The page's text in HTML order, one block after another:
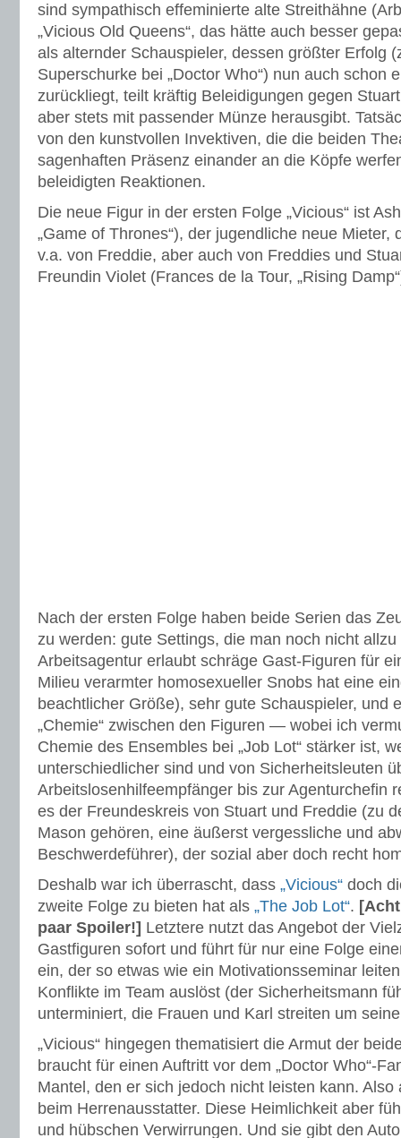
sind sympathisch effeminierte alte Streithähne
„Vicious Old Queens“, das hätte auch besser
als alternder Schauspieler, dessen größter Erfolg
Superschurke bei „Doctor Who“) nun auch schon
zurückliegt, teilt kräftig Beleidigungen gegen
aber stets mit passender Münze herausgibt.
von den kunstvollen Invektiven, die die beiden
sagenhaften Präsenz einander an die Köpfe
beleidigten Reaktionen.
Die neue Figur in der ersten Folge „Vicious“ ist
„Game of Thrones“), der jugendliche neue Mieter,
v.a. von Freddie, aber auch von Freddies und
Freundin Violet (Frances de la Tour, „Rising
Nach der ersten Folge haben beide Serien das
zu werden: gute Settings, die man noch nicht
Arbeitsagentur erlaubt schräge Gast-Figuren für
Milieu verarmter homosexueller Snobs hat eine
beachtlicher Größe), sehr gute Schauspieler, und
„Chemie“ zwischen den Figuren — wobei ich
Chemie des Ensembles bei „Job Lot“ stärker ist,
unterschiedlicher sind und von Sicherheitsleuten
Arbeitslosenhilfeempfänger bis zur Agenturchefin
es der Freundeskreis von Stuart und Freddie (zu
Mason gehören, eine äußerst vergessliche und
Beschwerdeführer), der sozial aber doch recht
Deshalb war ich überrascht, dass „Vicious“ doch
zweite Folge zu bieten hat als „The Job Lot“.
paar Spoiler!] Letztere nutzt das Angebot der
Gastfiguren sofort und führt für nur eine Folge
ein, der so etwas wie ein Motivationsseminar
Konflikte im Team auslöst (der Sicherheitsmann
unterminiert, die Frauen und Karl streiten um
„Vicious“ hingegen thematisiert die Armut der
braucht für einen Auftritt vor dem „Doctor Who“-
Mantel, den er sich jedoch nicht leisten kann.
beim Herrenausstatter. Diese Heimlichkeit aber
und hübschen Verwirrungen. Und sie gibt den